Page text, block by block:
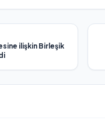
ilişkin Birleşik